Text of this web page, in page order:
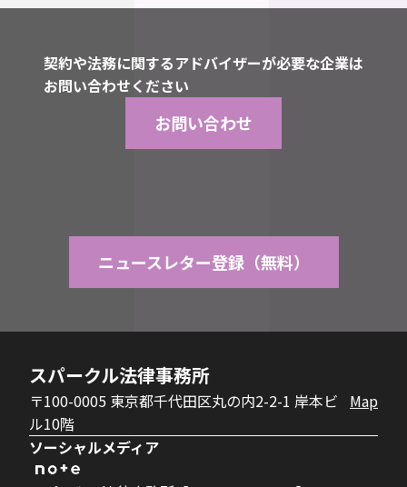
契約や法務に関するアドバイザーが必要な企業は
お問い合わせください
お問い合わせ
ニュースレター登録（無料）
スパークル法律事務所
〒100-0005 東京都千代田区丸の内2-2-1 岸本ビ
ル10階
Map
ソーシャルメディア